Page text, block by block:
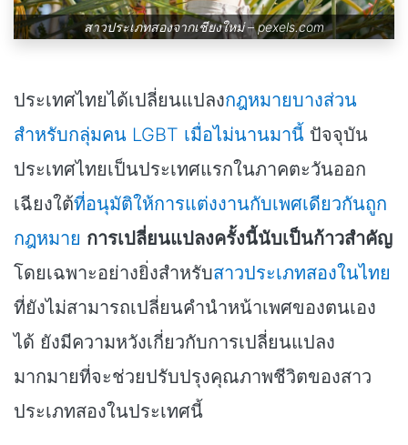
สาวประเภทสองจากเชียงใหม่ –pexels.com
ประเทศไทยได้เปลี่ยนแปลงกฎหมายบางส่วน
สำหรับกลุ่มคน LGBT เมื่อไม่นานมานี้ ปัจจุบัน
ประเทศไทยเป็นประเทศแรกในภาคตะวันออก
เฉียงใต้ที่อนุมัติให้การแต่งงานกับเพศเดียวกันถูก
กฎหมาย การเปลี่ยนแปลงครั้งนี้นับเป็นก้าวสำคัญ
โดยเฉพาะอย่างยิ่งสำหรับสาวประเภทสองในไทย
ที่ยังไม่สามารถเปลี่ยนคำนำหน้าเพศของตนเอง
ได้ ยังมีความหวังเกี่ยวกับการเปลี่ยนแปลง
มากมายที่จะช่วยปรับปรุงคุณภาพชีวิตของสาว
ประเภทสองในประเทศนี้